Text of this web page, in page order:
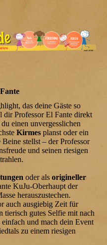
das deine Gäste so
dir Professor El Fante direkt
einen unvergesslichen
Kirmes planst oder ein
Beine stellst – der Professor
und seinen riesigen
oder alsorigineller
KuJu-Oberhaupt der
herauszustechen.
auch ausgiebig Zeit für
tierisch gutes Selfie mit nach
und mach dein Event
zu einem riesigen